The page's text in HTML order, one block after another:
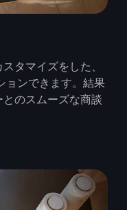
タマイズをした、
ョンできます。結果
のスムーズな商談